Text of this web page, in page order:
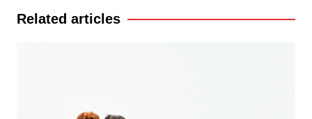
entradas
Related articles